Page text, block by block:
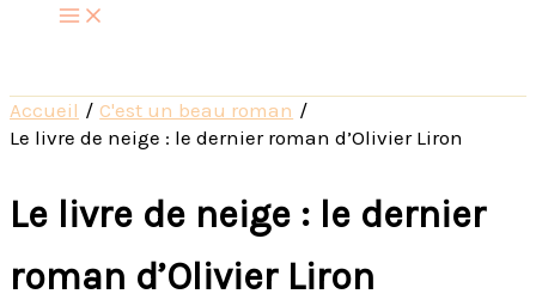
Accueil
C'est un beau roman
Le livre de neige : le dernier roman d’Olivier Liron
Le livre de neige : le dernier
roman d’Olivier Liron